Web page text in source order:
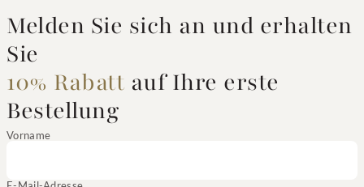
Melden Sie sich an und erhalten
Sie
10% Rabatt auf Ihre erste
Bestellung
Vorname